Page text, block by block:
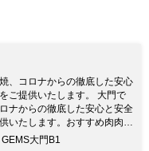
、コロナからの徹底した安心
ご提供いたします。 大門で
ナからの徹底した安心と安全
いたします。おすすめ肉肉セ
プレミアム肉肉セット
大門B1